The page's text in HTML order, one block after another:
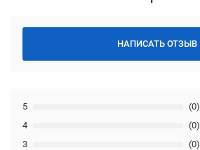
НАПИСАТЬ ОТЗЫВ
3 (0)
4 (0)
5 (0)